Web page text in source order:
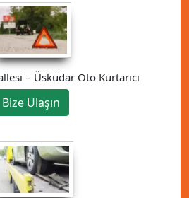
– Üsküdar Oto Kurtarıcı
Bize Ulaşın